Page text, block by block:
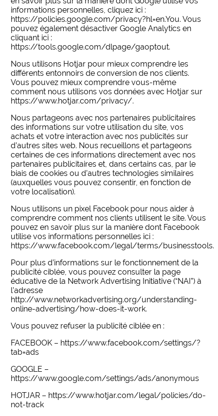
informations personnelles, cliquez ici :
https://policies.google.com/privacy?hl=en.You. Vous
pouvez également désactiver Google Analytics en
cliquant ici :
https://tools.google.com/dlpage/gaoptout.
Nous utilisons Hotjar pour mieux comprendre les
différents entonnoirs de conversion de nos clients.
Vous pouvez mieux comprendre vous-même
comment nous utilisons vos données avec Hotjar sur
https://www.hotjar.com/privacy/.
Nous partageons avec nos partenaires publicitaires
des informations sur votre utilisation du site, vos
achats et votre interaction avec nos publicités sur
d’autres sites web. Nous recueillons et partageons
certaines de ces informations directement avec nos
partenaires publicitaires et, dans certains cas, par le
biais de cookies ou d’autres technologies similaires
(auxquelles vous pouvez consentir, en fonction de
votre localisation).
Nous utilisons un pixel Facebook pour nous aider à
comprendre comment nos clients utilisent le site. Vous
pouvez en savoir plus sur la manière dont Facebook
utilise vos informations personnelles ici :
https://www.facebook.com/legal/terms/businesstools.
Pour plus d’informations sur le fonctionnement de la
publicité ciblée, vous pouvez consulter la page
éducative de la Network Advertising Initiative (“NAI”) à
l’adresse
http://www.networkadvertising.org/understanding-
online-advertising/how-does-it-work.
Vous pouvez refuser la publicité ciblée en :
FACEBOOK – https://www.facebook.com/settings/?
tab=ads
GOOGLE –
https://www.google.com/settings/ads/anonymous
HOTJAR – https://www.hotjar.com/legal/policies/do-
not-track